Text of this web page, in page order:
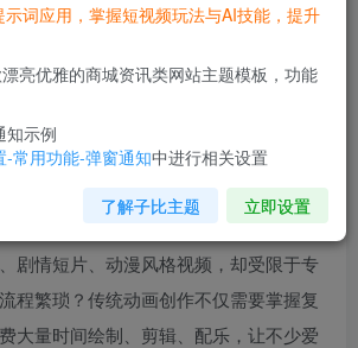
剧情短片、动漫风格视频，却受限于专
程繁琐？传统动画创作不仅需要掌握复
大量时间绘制、剪辑、配乐，让不少爱
词应用，掌握短视频玩法与AI技能，提升
亮优雅的商城资讯类网站主题模板，功能
知示例
-常用功能-弹窗通知中进行相关设置
了解子比主题 立即设置